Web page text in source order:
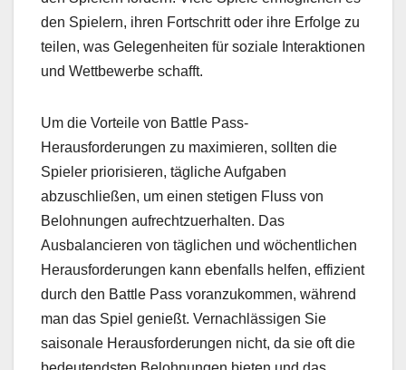
den Spielern, ihren Fortschritt oder ihre Erfolge zu
teilen, was Gelegenheiten für soziale Interaktionen
und Wettbewerbe schafft.
Um die Vorteile von Battle Pass-
Herausforderungen zu maximieren, sollten die
Spieler priorisieren, tägliche Aufgaben
abzuschließen, um einen stetigen Fluss von
Belohnungen aufrechtzuerhalten. Das
Ausbalancieren von täglichen und wöchentlichen
Herausforderungen kann ebenfalls helfen, effizient
durch den Battle Pass voranzukommen, während
man das Spiel genießt. Vernachlässigen Sie
saisonale Herausforderungen nicht, da sie oft die